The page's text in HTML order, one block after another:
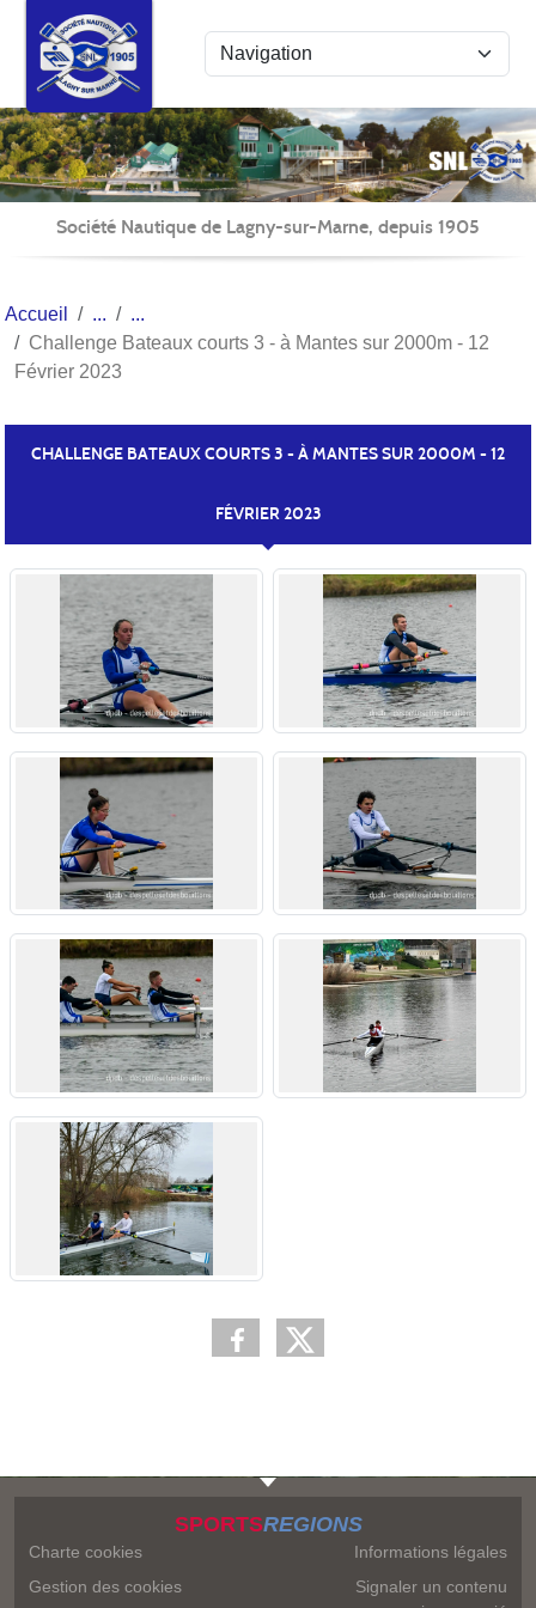
Société Nautique de Lagny-sur-Marne, depuis 1905
Accueil
Challenge Bateaux courts 3 - à Mantes sur 2000m - 12
Février 2023
CHALLENGE BATEAUX COURTS 3 - À MANTES SUR 2000M - 12
FÉVRIER 2023
SPORTSREGIONS
Charte cookies
Gestion des cookies
Informations légales
Signaler un contenu
Panneau de gestion des cookies